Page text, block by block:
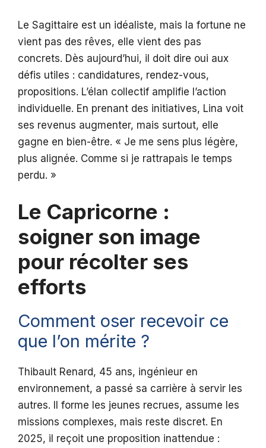
Le Sagittaire est un idéaliste, mais la fortune ne
vient pas des rêves, elle vient des pas
concrets. Dès aujourd’hui, il doit dire oui aux
défis utiles : candidatures, rendez-vous,
propositions. L’élan collectif amplifie l’action
individuelle. En prenant des initiatives, Lina voit
ses revenus augmenter, mais surtout, elle
gagne en bien-être. « Je me sens plus légère,
plus alignée. Comme si je rattrapais le temps
perdu. »
Le Capricorne :
soigner son image
pour récolter ses
efforts
Comment oser recevoir ce
que l’on mérite ?
Thibault Renard, 45 ans, ingénieur en
environnement, a passé sa carrière à servir les
autres. Il forme les jeunes recrues, assume les
missions complexes, mais reste discret. En
2025, il reçoit une proposition inattendue :